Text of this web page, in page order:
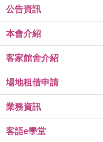
公告資訊
本會介紹
客家館舍介紹
場地租借申請
業務資訊
客語e學堂